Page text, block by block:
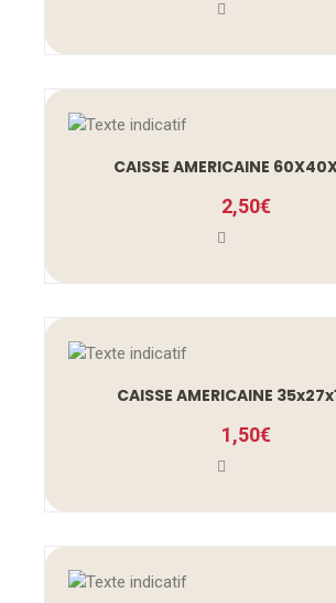
CAISSE AMERICAINE
2,50€
CAISSE AMERICAINE
1,50€